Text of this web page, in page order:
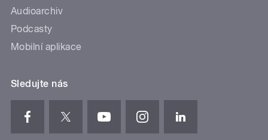
Audioarchiv
Podcasty
Mobilní aplikace
Sledujte nás